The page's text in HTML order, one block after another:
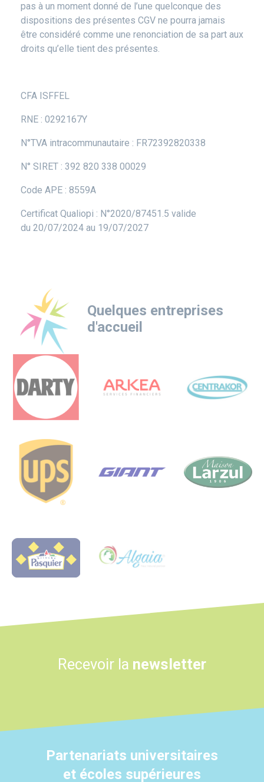
pas à un moment donné de l’une quelconque des
dispositions des présentes CGV ne pourra jamais
être considéré comme une renonciation de sa part aux
droits qu’elle tient des présentes.
CFA ISFFEL
RNE : 0292167Y
N°TVA intracommunautaire : FR72392820338
N° SIRET : 392 820 338 00029
Code APE : 8559A
Certificat Qualiopi : N°2020/87451.5 valide
du 20/07/2024 au 19/07/2027
Quelques entreprises
d'accueil
Logo
Logo
Recevoir la newsletter
Partenariats universitaires
et écoles supérieures